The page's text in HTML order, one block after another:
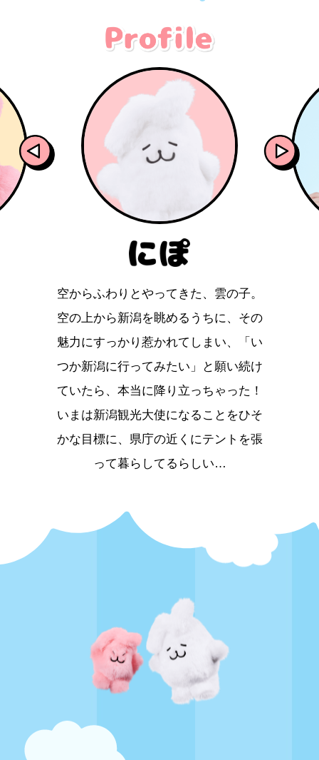
空からふわりとやってきた、雲の子。
空の上から新潟を眺めるうちに、その
魅力にすっかり惹かれてしまい、
「い
つか新潟に行ってみたい」と願い続け
ていたら、 本当に降り立っちゃった！
いまは新潟観光大使になることをひそ
かな目標に、県庁の近くにテントを張
って暮らしてるらしい…